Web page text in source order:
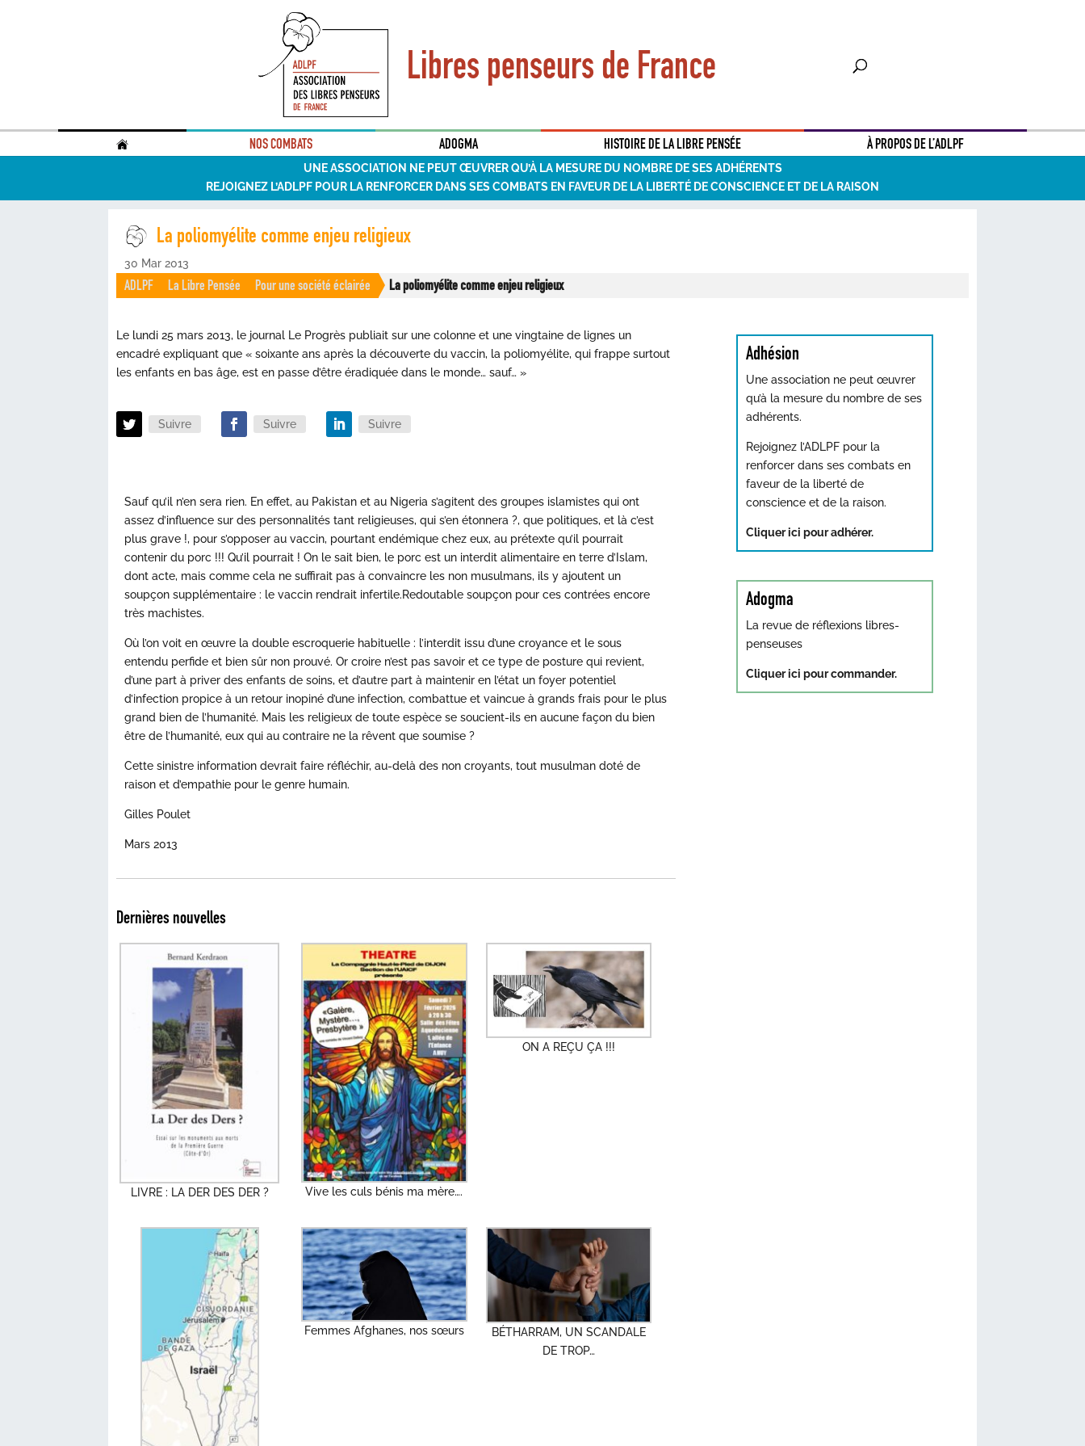
Libres penseurs de France
. NOS COMBATS ADOGMA HISTOIRE DE LA LIBRE PENSÉE À PROPOS DE L’ADLPF
UNE ASSOCIATION NE PEUT ŒUVRER QU’À LA MESURE DU NOMBRE DE SES ADHÉRENTS
REJOIGNEZ L’ADLPF POUR LA RENFORCER DANS SES COMBATS EN FAVEUR DE LA LIBERTÉ DE CONSCIENCE ET DE LA RAISON
La poliomyélite comme enjeu religieux
30 Mar 2013
ADLPF La Libre Pensée Pour une société éclairée La poliomyélite comme enjeu religieux
Le lundi 25 mars 2013, le journal Le Progrès publiait sur une colonne et une vingtaine de lignes un
encadré expliquant que « soixante ans après la découverte du vaccin, la poliomyélite, qui frappe surtout
les enfants en bas âge, est en passe d’être éradiquée dans le monde… sauf… »
Suivre Suivre Suivre
Sauf qu’il n’en sera rien. En effet, au Pakistan et au Nigeria s’agitent des groupes islamistes qui ont
assez d’influence sur des personnalités tant religieuses, qui s’en étonnera ?, que politiques, et là c’est
plus grave !, pour s’opposer au vaccin, pourtant endémique chez eux, au prétexte qu’il pourrait
contenir du porc !!! Qu’il pourrait ! On le sait bien, le porc est un interdit alimentaire en terre d’Islam,
dont acte, mais comme cela ne suffirait pas à convaincre les non musulmans, ils y ajoutent un
soupçon supplémentaire : le vaccin rendrait infertile.Redoutable soupçon pour ces contrées encore
très machistes.
Où l’on voit en œuvre la double escroquerie habituelle : l’interdit issu d’une croyance et le sous
entendu perfide et bien sûr non prouvé. Or croire n’est pas savoir et ce type de posture qui revient,
d’une part à priver des enfants de soins, et d’autre part à maintenir en l’état un foyer potentiel
d’infection propice à un retour inopiné d’une infection, combattue et vaincue à grands frais pour le plus
grand bien de l’humanité. Mais les religieux de toute espèce se soucient-ils en aucune façon du bien
être de l’humanité, eux qui au contraire ne la rêvent que soumise ?
Cette sinistre information devrait faire réfléchir, au-delà des non croyants, tout musulman doté de
raison et d’empathie pour le genre humain.
Gilles Poulet
Mars 2013
Dernières nouvelles
LIVRE : LA DER DES DER ? Vive les culs bénis ma mère….
ON A REÇU ÇA !!!
Femmes Afghanes, nos sœurs
BÉTHARRAM, UN SCANDALE
DE TROP…
Adhésion
Une association ne peut œuvrer
qu’à la mesure du nombre de ses
adhérents.
Rejoignez l’ADLPF pour la
renforcer dans ses combats en
faveur de la liberté de
conscience et de la raison.
Cliquer ici pour adhérer.
Adogma
La revue de réflexions libres-
penseuses
Cliquer ici pour commander.